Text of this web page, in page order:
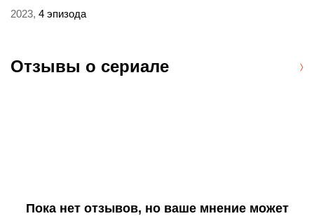
2023, 4 эпизода
Отзывы о сериале
Пока нет отзывов, но ваше мнение может